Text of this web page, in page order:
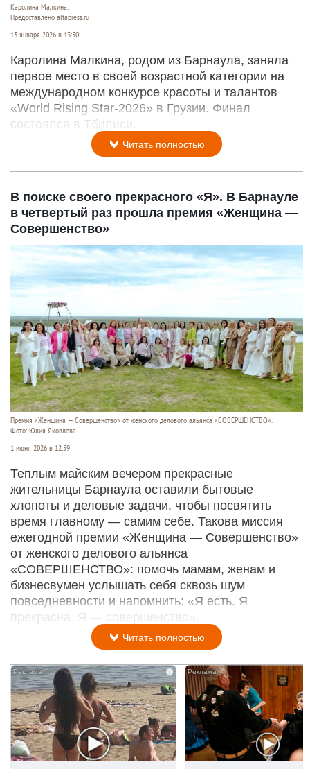
Каролина Малкина.
Предоставлено altapress.ru
13 января 2026 в 13:50
Каролина Малкина, родом из Барнаула, заняла
первое место в своей возрастной категории на
международном конкурсе красоты и талантов
«World Rising Star-2026» в Грузии. Финал
состоялся в Тбилиси.
Читать полностью
В поиске своего прекрасного «Я». В Барнауле
в четвертый раз прошла премия «Женщина —
Совершенство»
Премия «Женщина — Совершенство» от женского делового альянса «СОВЕРШЕНСТВО».
Фото: Юлия Яковлева.
1 июня 2026 в 12:59
Теплым майским вечером прекрасные
жительницы Барнаула оставили бытовые
хлопоты и деловые задачи, чтобы посвятить
время главному — самим себе. Такова миссия
ежегодной премии «Женщина — Совершенство»
от женского делового альянса
«СОВЕРШЕНСТВО»: помочь мамам, женам и
бизнесвумен услышать себя сквозь шум
повседневности и напомнить: «Я есть. Я
прекрасна. Я — совершенство».
Читать полностью
i